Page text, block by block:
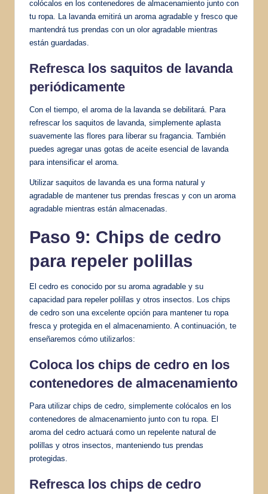
colócalos en los contenedores de almacenamiento junto con
tu ropa. La lavanda emitirá un aroma agradable y fresco que
mantendrá tus prendas con un olor agradable mientras
están guardadas.
Refresca los saquitos de lavanda
periódicamente
Con el tiempo, el aroma de la lavanda se debilitará. Para
refrescar los saquitos de lavanda, simplemente aplasta
suavemente las flores para liberar su fragancia. También
puedes agregar unas gotas de aceite esencial de lavanda
para intensificar el aroma.
Utilizar saquitos de lavanda es una forma natural y
agradable de mantener tus prendas frescas y con un aroma
agradable mientras están almacenadas.
Paso 9: Chips de cedro
para repeler polillas
El cedro es conocido por su aroma agradable y su
capacidad para repeler polillas y otros insectos. Los chips
de cedro son una excelente opción para mantener tu ropa
fresca y protegida en el almacenamiento. A continuación, te
enseñaremos cómo utilizarlos:
Coloca los chips de cedro en los
contenedores de almacenamiento
Para utilizar chips de cedro, simplemente colócalos en los
contenedores de almacenamiento junto con tu ropa. El
aroma del cedro actuará como un repelente natural de
polillas y otros insectos, manteniendo tus prendas
protegidas.
Refresca los chips de cedro